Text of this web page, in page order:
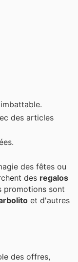
des articles
des fêtes ou
des regalos
promotions sont
et d'autres
des offres,